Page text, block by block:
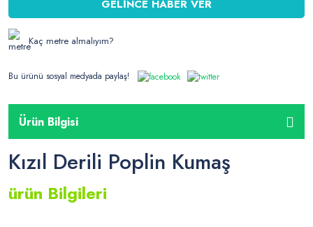
GELİNCE HABER VER
Kaç metre almalıyım?
Bu ürünü sosyal medyada paylaş!
Ürün Bilgisi
Kızıl Derili Poplin Kumaş
ürün Bilgileri